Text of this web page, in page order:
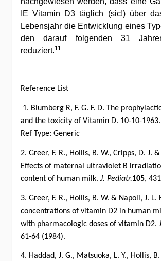
IE Vitamin D3 täglich (sic!) über
Lebensjahr die Entwicklung eines
den darauf folgenden 31
reduziert.11
Reference List
1. Blumberg R, F. G. F. D. The
and the toxicity of Vitamin D. 10-10-1963.
Ref Type: Generic
2. Greer, F. R., Hollis, B. W., Cripps, D. J. &
Effects of maternal ultraviolet B
content of human milk. J. Pediatr.105,
3. Greer, F. R., Hollis, B. W. & Napoli, J. L.
concentrations of vitamin D2 in human
with pharmacologic doses of vitamin D2.
61-64 (1984).
4. Haddad, J. G., Matsuoka, L. Y., Hollis,